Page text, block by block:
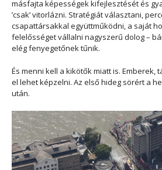
másfajta képességek kifejlesztését és
’csak’ vitorlázni. Stratégiát választani,
csapattársakkal együttműködni, a saját
felelősséget vállalni nagyszerű dolog –
elég fenyegetőnek tűnik.
És menni kell a kikötők miatt is. Emberek,
el lehet képzelni. Az első hideg sörért a
után.